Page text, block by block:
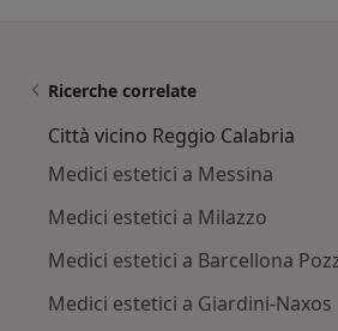
Ricerche correlate
Città vicino Reggio Calabria
Medici estetici a Messina
Medici estetici a Milazzo
Medici estetici a Barcellona
Medici estetici a Giardini-Naxos